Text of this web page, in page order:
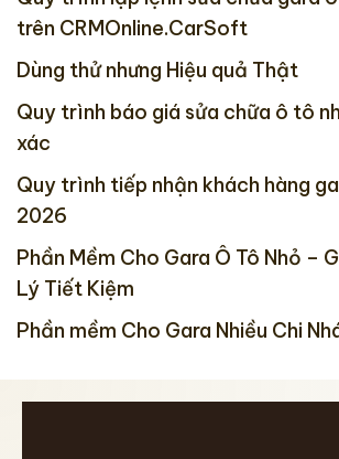
trên CRMOnline.CarSoft
Dùng thử nhưng Hiệu quả Thật
Quy trình báo giá sửa chữa ô tô
xác
Quy trình tiếp nhận khách hàng
2026
Phần Mềm Cho Gara Ô Tô Nhỏ –
Lý Tiết Kiệm
Phần mềm Cho Gara Nhiều Chi